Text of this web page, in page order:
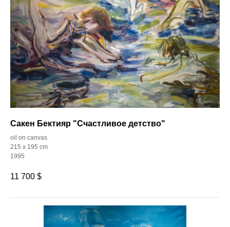
Сакен Бектияр "Счастливое детство"
oil on canvas
215 x 195 cm
1995
11 700 $